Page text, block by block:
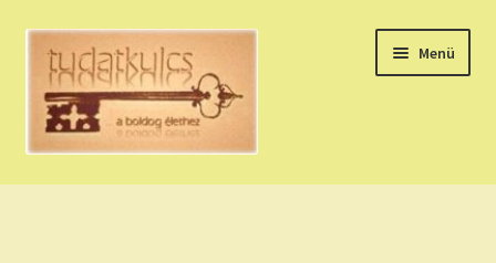
Ugrás
navigációhoz
Kilépés
tartalomba
Menü
HÚZZ EGY KÁRTYÁT!